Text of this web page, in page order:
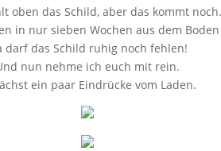
oben das Schild, aber das kommt noch.
in nur sieben Wochen aus dem
darf das Schild ruhig noch fehlen!
nun nehme ich euch mit rein.
ein paar Eindrücke vom Laden.